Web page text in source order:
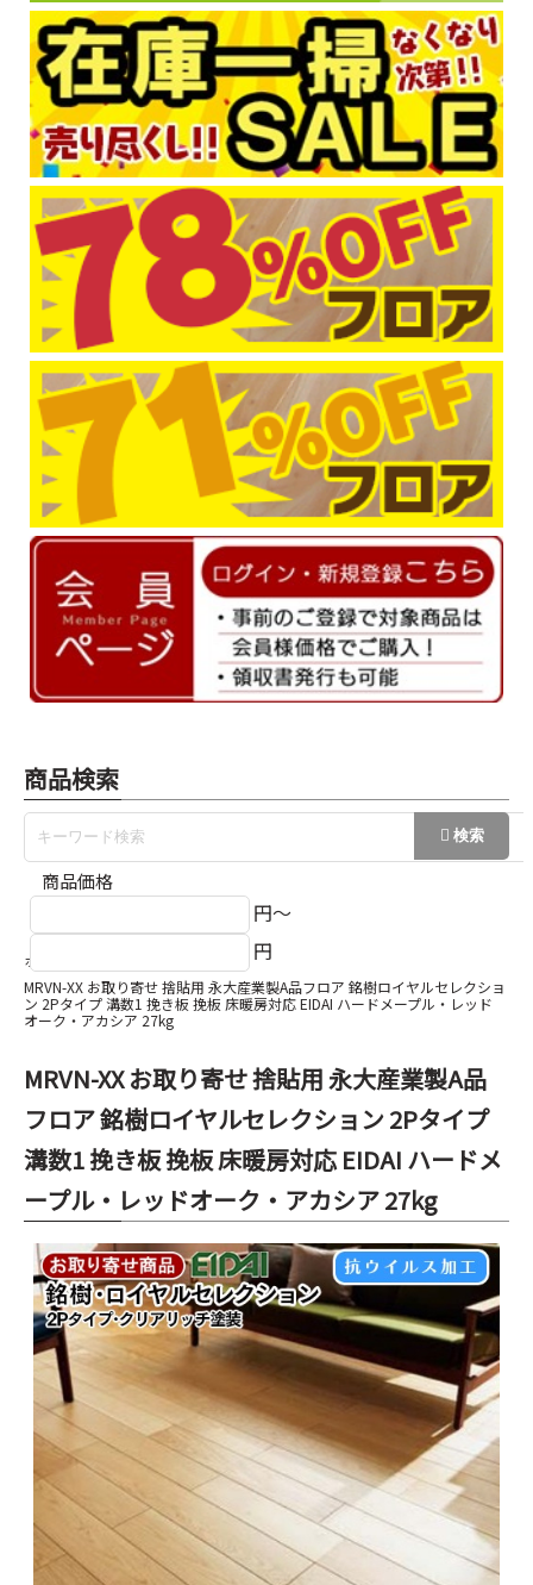
商品検索
商品価格
円～
円
ホーム
MRVN-XX お取り寄せ 捨貼用 永大産業製A品フロア 銘樹ロイヤルセレクショ
ン 2Pタイプ 溝数1 挽き板 挽板 床暖房対応 EIDAI ハードメープル・レッド
オーク・アカシア 27kg
MRVN-XX お取り寄せ 捨貼用 永大産業製A品
フロア 銘樹ロイヤルセレクション 2Pタイプ
溝数1 挽き板 挽板 床暖房対応 EIDAI ハードメ
ープル・レッドオーク・アカシア 27kg